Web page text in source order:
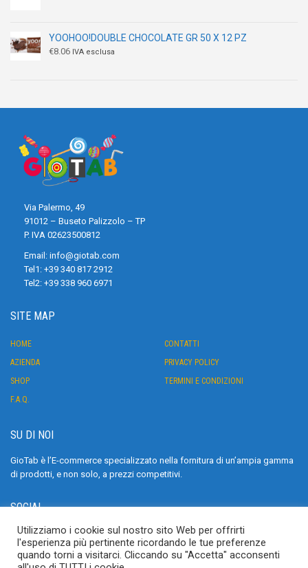
YOOHOO!DOUBLE CHOCOLATE GR 50 X 12 PZ
€8.06 IVA esclusa
Via Palermo, 49
91012 – Buseto Palizzolo – TP
P. IVA 02623500812
Email: info@giotab.com
Tel1: +39 340 817 2912
Tel2: +39 338 960 6971
SITE MAP
HOME
AZIENDA
SHOP
F.A.Q.
CONTATTI
PRIVACY POLICY
TERMINI E CONDIZIONI
SU DI NOI
GioTab è l’E-commerce specializzato nella fornitura di un’ampia gamma
di prodotti, e non solo, a prezzi competitivi.
SOCIAL
>
Utilizziamo i cookie sul nostro sito Web per offrirti
l'esperienza più pertinente ricordando le tue preferenze
quando torni a visitarci. Cliccando su "Accetta" acconsenti